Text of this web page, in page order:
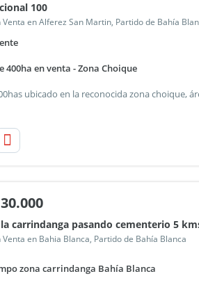
100
Venta en Alferez San Martin, Partido de Bahía
400ha en venta - Zona Choique
carrindanga pasando cementerio 5
Venta en Bahia Blanca, Partido de Bahía Blanca
zona carrindanga Bahía Blanca